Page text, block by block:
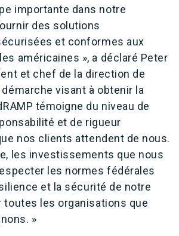
importante dans notre
des solutions
et conformes aux
américaines », a déclaré Peter
et chef de la direction de
visant à obtenir la
témoigne du niveau de
et de rigueur
nos clients attendent de nous.
les investissements que nous
les normes fédérales
et la sécurité de notre
toutes les organisations que
»